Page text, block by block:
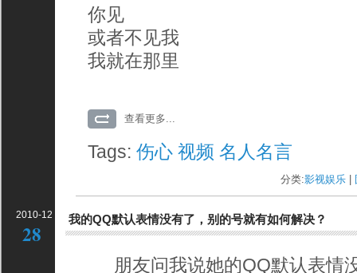
你见
或者不见我
我就在那里
查看更多...
Tags:伤心 视频 名人名言
分类:影视娱乐
2010-12
28
我的QQ默认表情没有了，别的号就有如何解决？
朋友问我说她的QQ默认表情